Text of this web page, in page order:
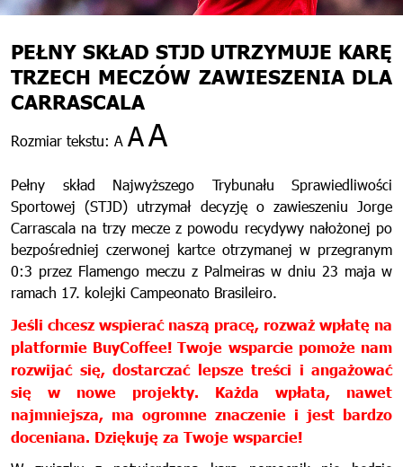
PEŁNY SKŁAD STJD UTRZYMUJE KARĘ
TRZECH MECZÓW ZAWIESZENIA DLA
CARRASCALA
Rozmiar tekstu: A AA
Pełny skład Najwyższego Trybunału Sprawiedliwości
Sportowej (STJD) utrzymał decyzję o zawieszeniu Jorge
Carrascala na trzy mecze z powodu recydywy nałożonej po
bezpośredniej czerwonej kartce otrzymanej w przegranym
0:3 przez Flamengo meczu z Palmeiras w dniu 23 maja w
ramach 17. kolejki Campeonato Brasileiro.
Jeśli chcesz wspierać naszą pracę, rozważ wpłatę na
platformie BuyCoffee! Twoje wsparcie pomoże nam
rozwijać się, dostarczać lepsze treści i angażować
się w nowe projekty. Każda wpłata, nawet
najmniejsza, ma ogromne znaczenie i jest bardzo
doceniana. Dziękuję za Twoje wsparcie!